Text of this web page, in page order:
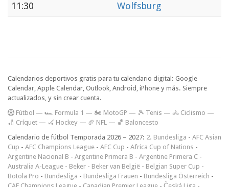
11:30
Wolfsburg
Calendarios deportivos gratis para tu calendario digital: Google
Calendar, Apple Calendar, Outlook, Android, iPhone y más. Siempre
actualizados, y sin crear cuenta.
Fútbol — 🏎️ Formula 1 — 🏍 MotoGP — 🎾 Tenis — 🚴 Ciclismo —
🏏 Críquet — 🏑 Hockey — 🏈 NFL — 🏀 Baloncesto
Calendario de fútbol Temporada 2026 – 2027: 2. Bundesliga - AFC Asian
Cup - AFC Champions League - AFC Cup - Africa Cup of Nations -
Argentine Nacional B - Argentine Primera B - Argentine Primera C -
Australia A-League - Beker - Beker van België - Belgian Super Cup -
Botola Pro - Bundesliga - Bundesliga Frauen - Bundesliga Österreich -